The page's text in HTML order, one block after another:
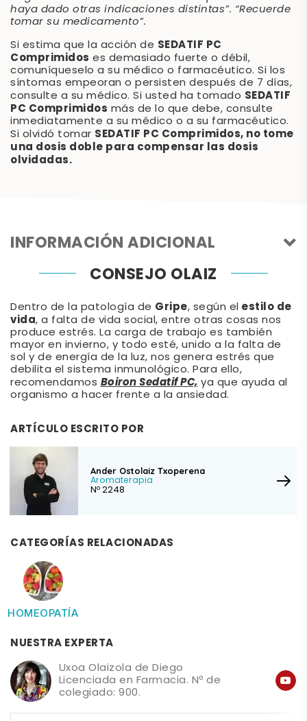
haya dado otras indicaciones distintas”. “Recuerde
tomar su medicamento”.
Si estima que la acción de SEDATIF PC
Comprimidos es demasiado fuerte o débil,
comuníqueselo a su médico o farmacéutico. Si los
síntomas empeoran o persisten después de 7 días,
consulte a su médico. Si usted ha tomado SEDATIF
PC Comprimidos más de lo que debe, consulte
inmediatamente a su médico o a su farmacéutico.
Si olvidó tomar SEDATIF PC Comprimidos, no tome
una dosis doble para compensar las dosis
olvidadas.
INFORMACIÓN ADICIONAL
CONSEJO OLAIZ
Dentro de la patología de Gripe, según el estilo de
vida, a falta de vida social, entre otras cosas nos
produce estrés. La carga de trabajo es también
mayor en invierno, y todo esté, unido a la falta de
sol y de energía de la luz, nos genera estrés que
debilita el sistema inmunológico. Para ello,
recomendamosBoiron Sedatif PC,ya que ayuda al
organismo a hacer frente a la ansiedad.
ARTÍCULO ESCRITO POR
Ander Ostolaiz Txoperena
Aromaterapia
Nº 2248
CATEGORÍAS RELACIONADAS
HOMEOPATÍA
NUESTRA EXPERTA
Uxoa Olaizola de Diego
Licenciada en Farmacia. Nº de
colegiado: 900.